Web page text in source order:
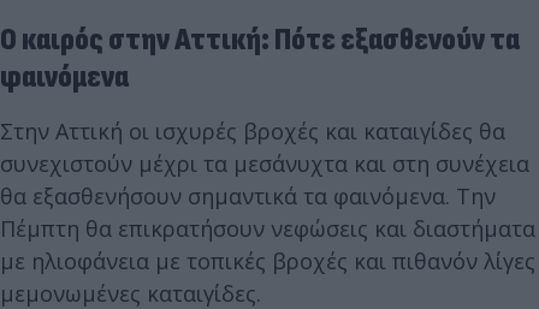
Ο καιρός στην Αττική: Πότε εξασθενούν τα
φαινόμενα
Στην Αττική οι ισχυρές βροχές και καταιγίδες θα
συνεχιστούν μέχρι τα μεσάνυχτα και στη συνέχεια
θα εξασθενήσουν σημαντικά τα φαινόμενα. Την
Πέμπτη θα επικρατήσουν νεφώσεις και διαστήματα
με ηλιοφάνεια με τοπικές βροχές και πιθανόν λίγες
μεμονωμένες καταιγίδες.